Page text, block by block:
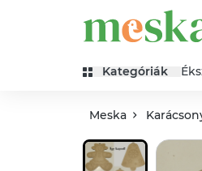
Kategóriák
Meska